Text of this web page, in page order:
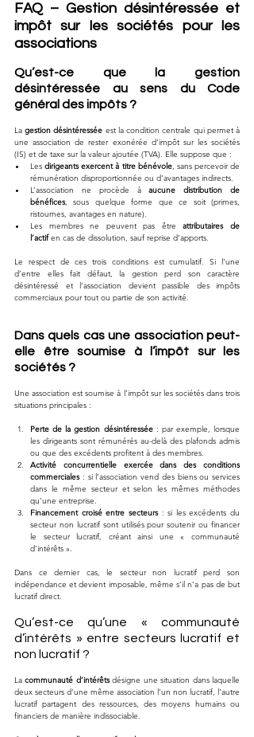
FAQ – Gestion désintéressée et
impôt sur les sociétés pour les
associations
Qu’est-ce que la gestion
désintéressée au sens du Code
général des impôts ?
La gestion désintéressée est la condition centrale qui permet à
une association de rester exonérée d’impôt sur les sociétés
(IS) et de taxe sur la valeur ajoutée (TVA). Elle suppose que :
Les dirigeants exercent à titre bénévole, sans percevoir de
rémunération disproportionnée ou d’avantages indirects.
L’association ne procède à aucune distribution de
bénéfices, sous quelque forme que ce soit (primes,
ristournes, avantages en nature).
Les membres ne peuvent pas être attributaires de
l’actif en cas de dissolution, sauf reprise d’apports.
Le respect de ces trois conditions est cumulatif. Si l’une
d’entre elles fait défaut, la gestion perd son caractère
désintéressé et l’association devient passible des impôts
commerciaux pour tout ou partie de son activité.
Dans quels cas une association peut-
elle être soumise à l’impôt sur les
sociétés ?
Une association est soumise à l’impôt sur les sociétés dans trois
situations principales :
Perte de la gestion désintéressée : par exemple, lorsque
les dirigeants sont rémunérés au-delà des plafonds admis
ou que des excédents profitent à des membres.
Activité concurrentielle exercée dans des conditions
commerciales : si l’association vend des biens ou services
dans le même secteur et selon les mêmes méthodes
qu’une entreprise.
Financement croisé entre secteurs : si les excédents du
secteur non lucratif sont utilisés pour soutenir ou financer
le secteur lucratif, créant ainsi une « communauté
d’intérêts ».
Dans ce dernier cas, le secteur non lucratif perd son
indépendance et devient imposable, même s’il n’a pas de but
lucratif direct.
Qu’est-ce qu’une « communauté
d’intérêts » entre secteurs lucratif et
non lucratif ?
La communauté d’intérêts désigne une situation dans laquelle
deux secteurs d’une même association l’un non lucratif, l’autre
lucratif partagent des ressources, des moyens humains ou
financiers de manière indissociable.